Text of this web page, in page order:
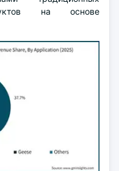
на основе